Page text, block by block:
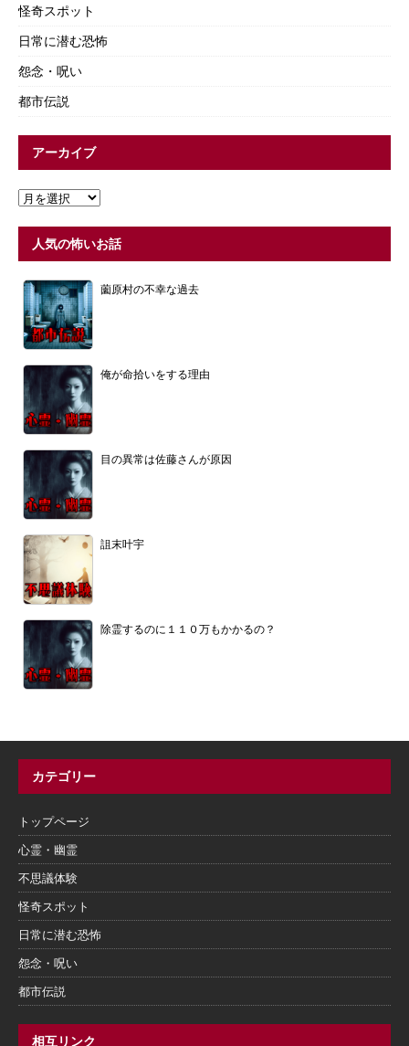
怪奇スポット
日常に潜む恐怖
怨念・呪い
都市伝説
アーカイブ
人気の怖いお話
薗原村の不幸な過去
俺が命拾いをする理由
目の異常は佐藤さんが原因
詛末叶宇
除霊するのに１１０万もかかるの？
カテゴリー
トップページ
心霊・幽霊
不思議体験
怪奇スポット
日常に潜む恐怖
怨念・呪い
都市伝説
相互リンク